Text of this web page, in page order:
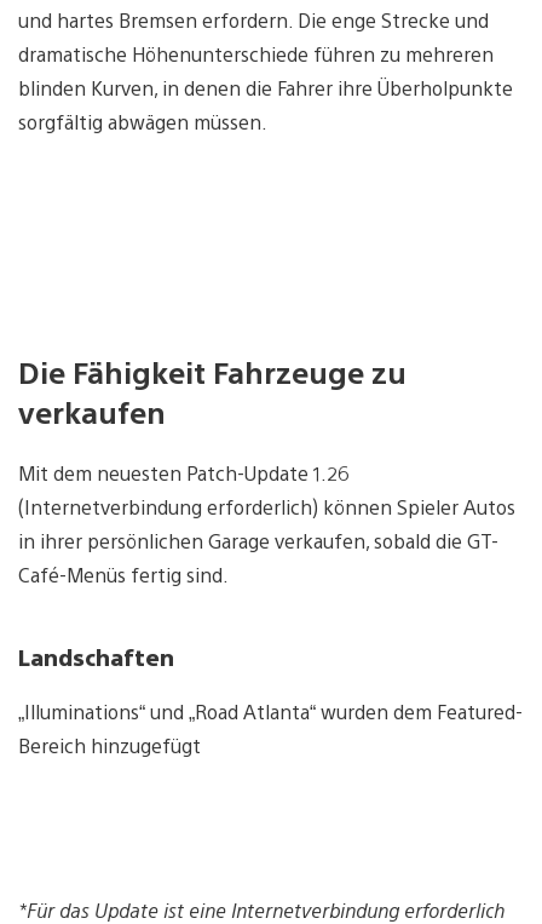
und hartes Bremsen erfordern. Die enge Strecke und
dramatische Höhenunterschiede führen zu mehreren
blinden Kurven, in denen die Fahrer ihre Überholpunkte
sorgfältig abwägen müssen.
Die Fähigkeit Fahrzeuge zu
verkaufen
Mit dem neuesten Patch-Update 1.26
(Internetverbindung erforderlich) können Spieler Autos
in ihrer persönlichen Garage verkaufen, sobald die GT-
Café-Menüs fertig sind.
Landschaften
„Illuminations“ und „Road Atlanta“ wurden dem Featured-
Bereich hinzugefügt
*Für das Update ist eine Internetverbindung erforderlich